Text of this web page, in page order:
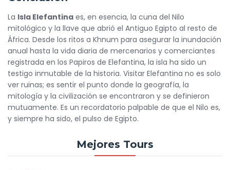
La Isla Elefantina es, en esencia, la cuna del Nilo
mitológico y la llave que abrió el Antiguo Egipto al resto de
África. Desde los ritos a Khnum para asegurar la inundación
anual hasta la vida diaria de mercenarios y comerciantes
registrada en los Papiros de Elefantina, la isla ha sido un
testigo inmutable de la historia. Visitar Elefantina no es solo
ver ruinas; es sentir el punto donde la geografía, la
mitología y la civilización se encontraron y se definieron
mutuamente. Es un recordatorio palpable de que el Nilo es,
y siempre ha sido, el pulso de Egipto.
Mejores Tours